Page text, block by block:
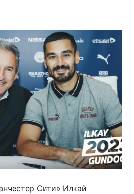
Сити» Илкай